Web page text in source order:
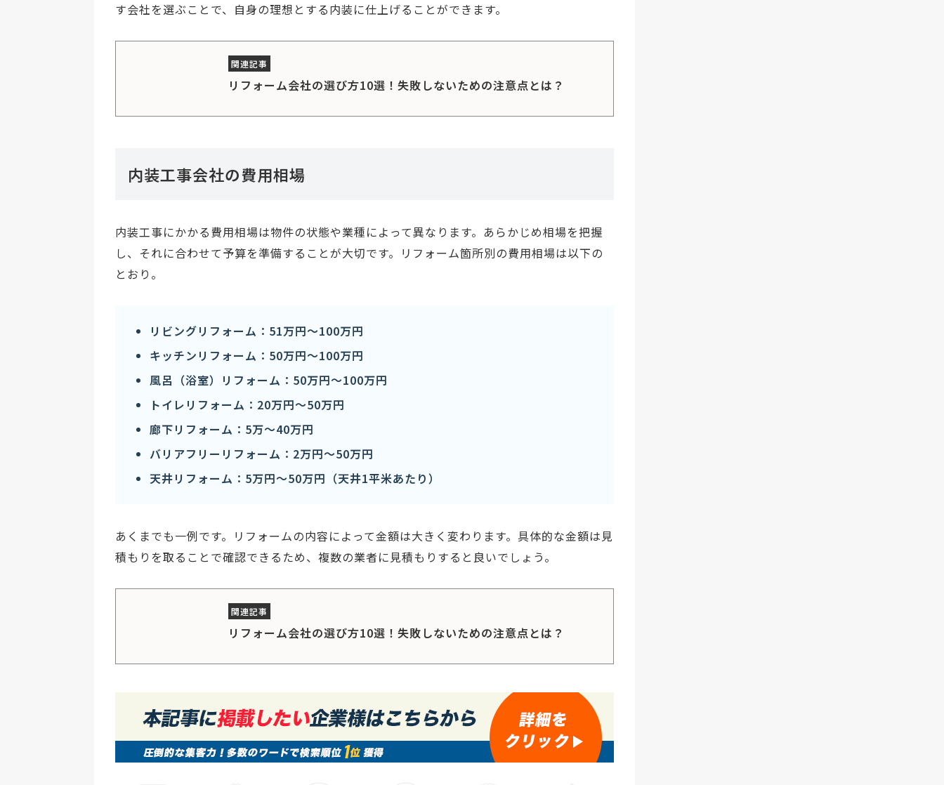
す会社を選ぶことで、自身の理想とする内装に仕上げることができます。
リフォーム会社の選び方10選！失敗しないための注意点とは？
内装工事会社の費用相場
内装工事にかかる費用相場は物件の状態や業種によって異なります。あらかじめ相場を把握
し、それに合わせて予算を準備することが大切です。リフォーム箇所別の費用相場は以下の
とおり。
リビングリフォーム：51万円〜100万円
キッチンリフォーム：50万円〜100万円
風呂（浴室）リフォーム：50万円〜100万円
トイレリフォーム：20万円〜50万円
廊下リフォーム：5万〜40万円
バリアフリーリフォーム：2万円〜50万円
天井リフォーム：5万円〜50万円（天井1平米あたり）
あくまでも一例です。リフォームの内容によって金額は大きく変わります。具体的な金額は見
積もりを取ることで確認できるため、複数の業者に見積もりすると良いでしょう。
リフォーム会社の選び方10選！失敗しないための注意点とは？